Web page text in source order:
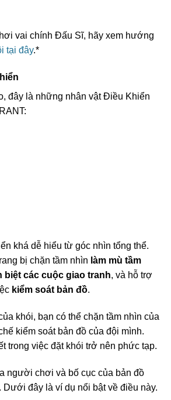
vai chính Đấu Sĩ, hãy xem hướng
tại đây.*
đây là những nhân vật Điều Khiển
khá dễ hiểu từ góc nhìn tổng thể.
bị chặn tầm nhìn làm mù tầm
biệt các cuộc giao tranh, và hỗ trợ
kiểm soát bản đồ.
khói, bạn có thể chặn tầm nhìn của
kiểm soát bản đồ của đội mình.
trong việc đặt khói trở nên phức tạp.
người chơi và bố cục của bản đồ
Dưới đây là ví dụ nổi bật về điều này.